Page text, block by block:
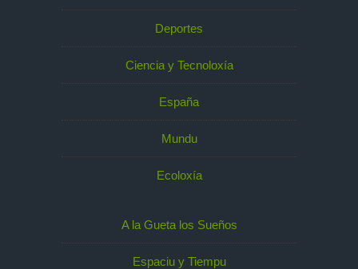
Deportes
Ciencia y Tecnoloxía
España
Mundu
Ecoloxía
A la Gueta los Sueños
Espaciu y Tiempu